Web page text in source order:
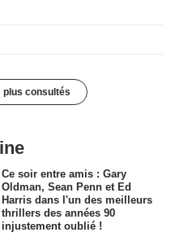
plus consultés
Ce soir entre amis : Gary
Oldman, Sean Penn et Ed
Harris dans l'un des meilleurs
thrillers des années 90
injustement oublié !